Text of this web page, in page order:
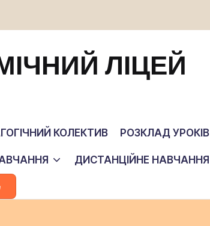
ЛІЦЕЙ
КОЛЕКТИВ РОЗКЛАД УРОКІВ
ДИСТАНЦІЙНЕ НАВЧАННЯ